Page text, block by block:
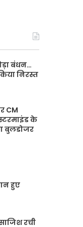
बंधन…
निरस्त
CM
के
बुलडोजर
हुए
रची